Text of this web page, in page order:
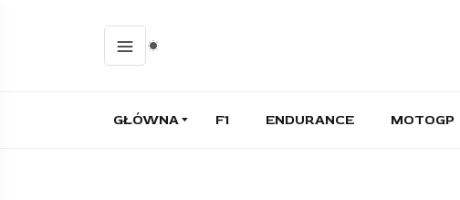
GŁÓWNA F1 ENDURANCE MOTOGP